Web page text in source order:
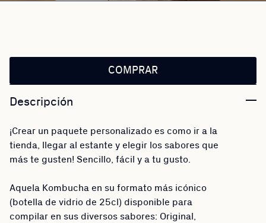
COMPRAR
Descripción
¡Crear un paquete personalizado es como ir a la
tienda, llegar al estante y elegir los sabores que
más te gusten! Sencillo, fácil y a tu gusto.
Aquela Kombucha en su formato más icónico
(botella de vidrio de 25cl) disponible para
compilar en sus diversos sabores: Original,